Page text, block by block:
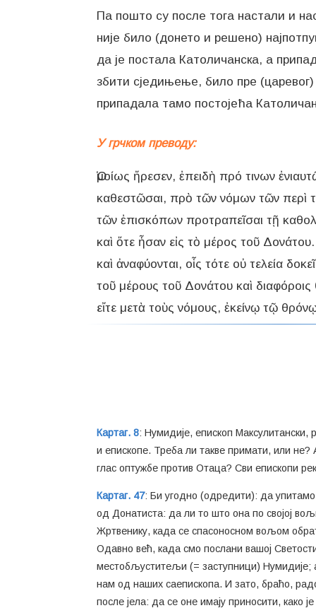
Па пошто су после тога настали и
није било (донето и решено)
да је постала Католичанска, а
збити сједињење, било пре
припадала тамо постојећа
У грчком преводу:
Ὁμοίως ἤρεσεν, ἐπειδὴ πρό τινων
καθεστῶσαι, πρὸ τῶν νόμων τῶν περὶ
τῶν ἐπισκόπων προτραπεῖσαι τῇ
καὶ ὅτε ἦσαν εἰς τὸ μέρος τοῦ
καὶ ἀναφύονται, οἷς τότε οὐ τελεία
τοῦ μέρους τοῦ Δονάτου καὶ
Картаг. 8: Нумидије, епископ
и епископе. Треба ли такве примати, или не?
глас оптужбе против Отаца? Сви епископи
Картаг. 47: Би угодно (одредити): да
од Донатиста: да ли то што она по својој
Жртвенику, када се спасоносном вољом
Одавно већ, када смо послани вашој
местобљуститељи (= заступници) Нумидије;
нам од наших саепископа. И зато, браћо,
после јела: да се оне имају приносити, како